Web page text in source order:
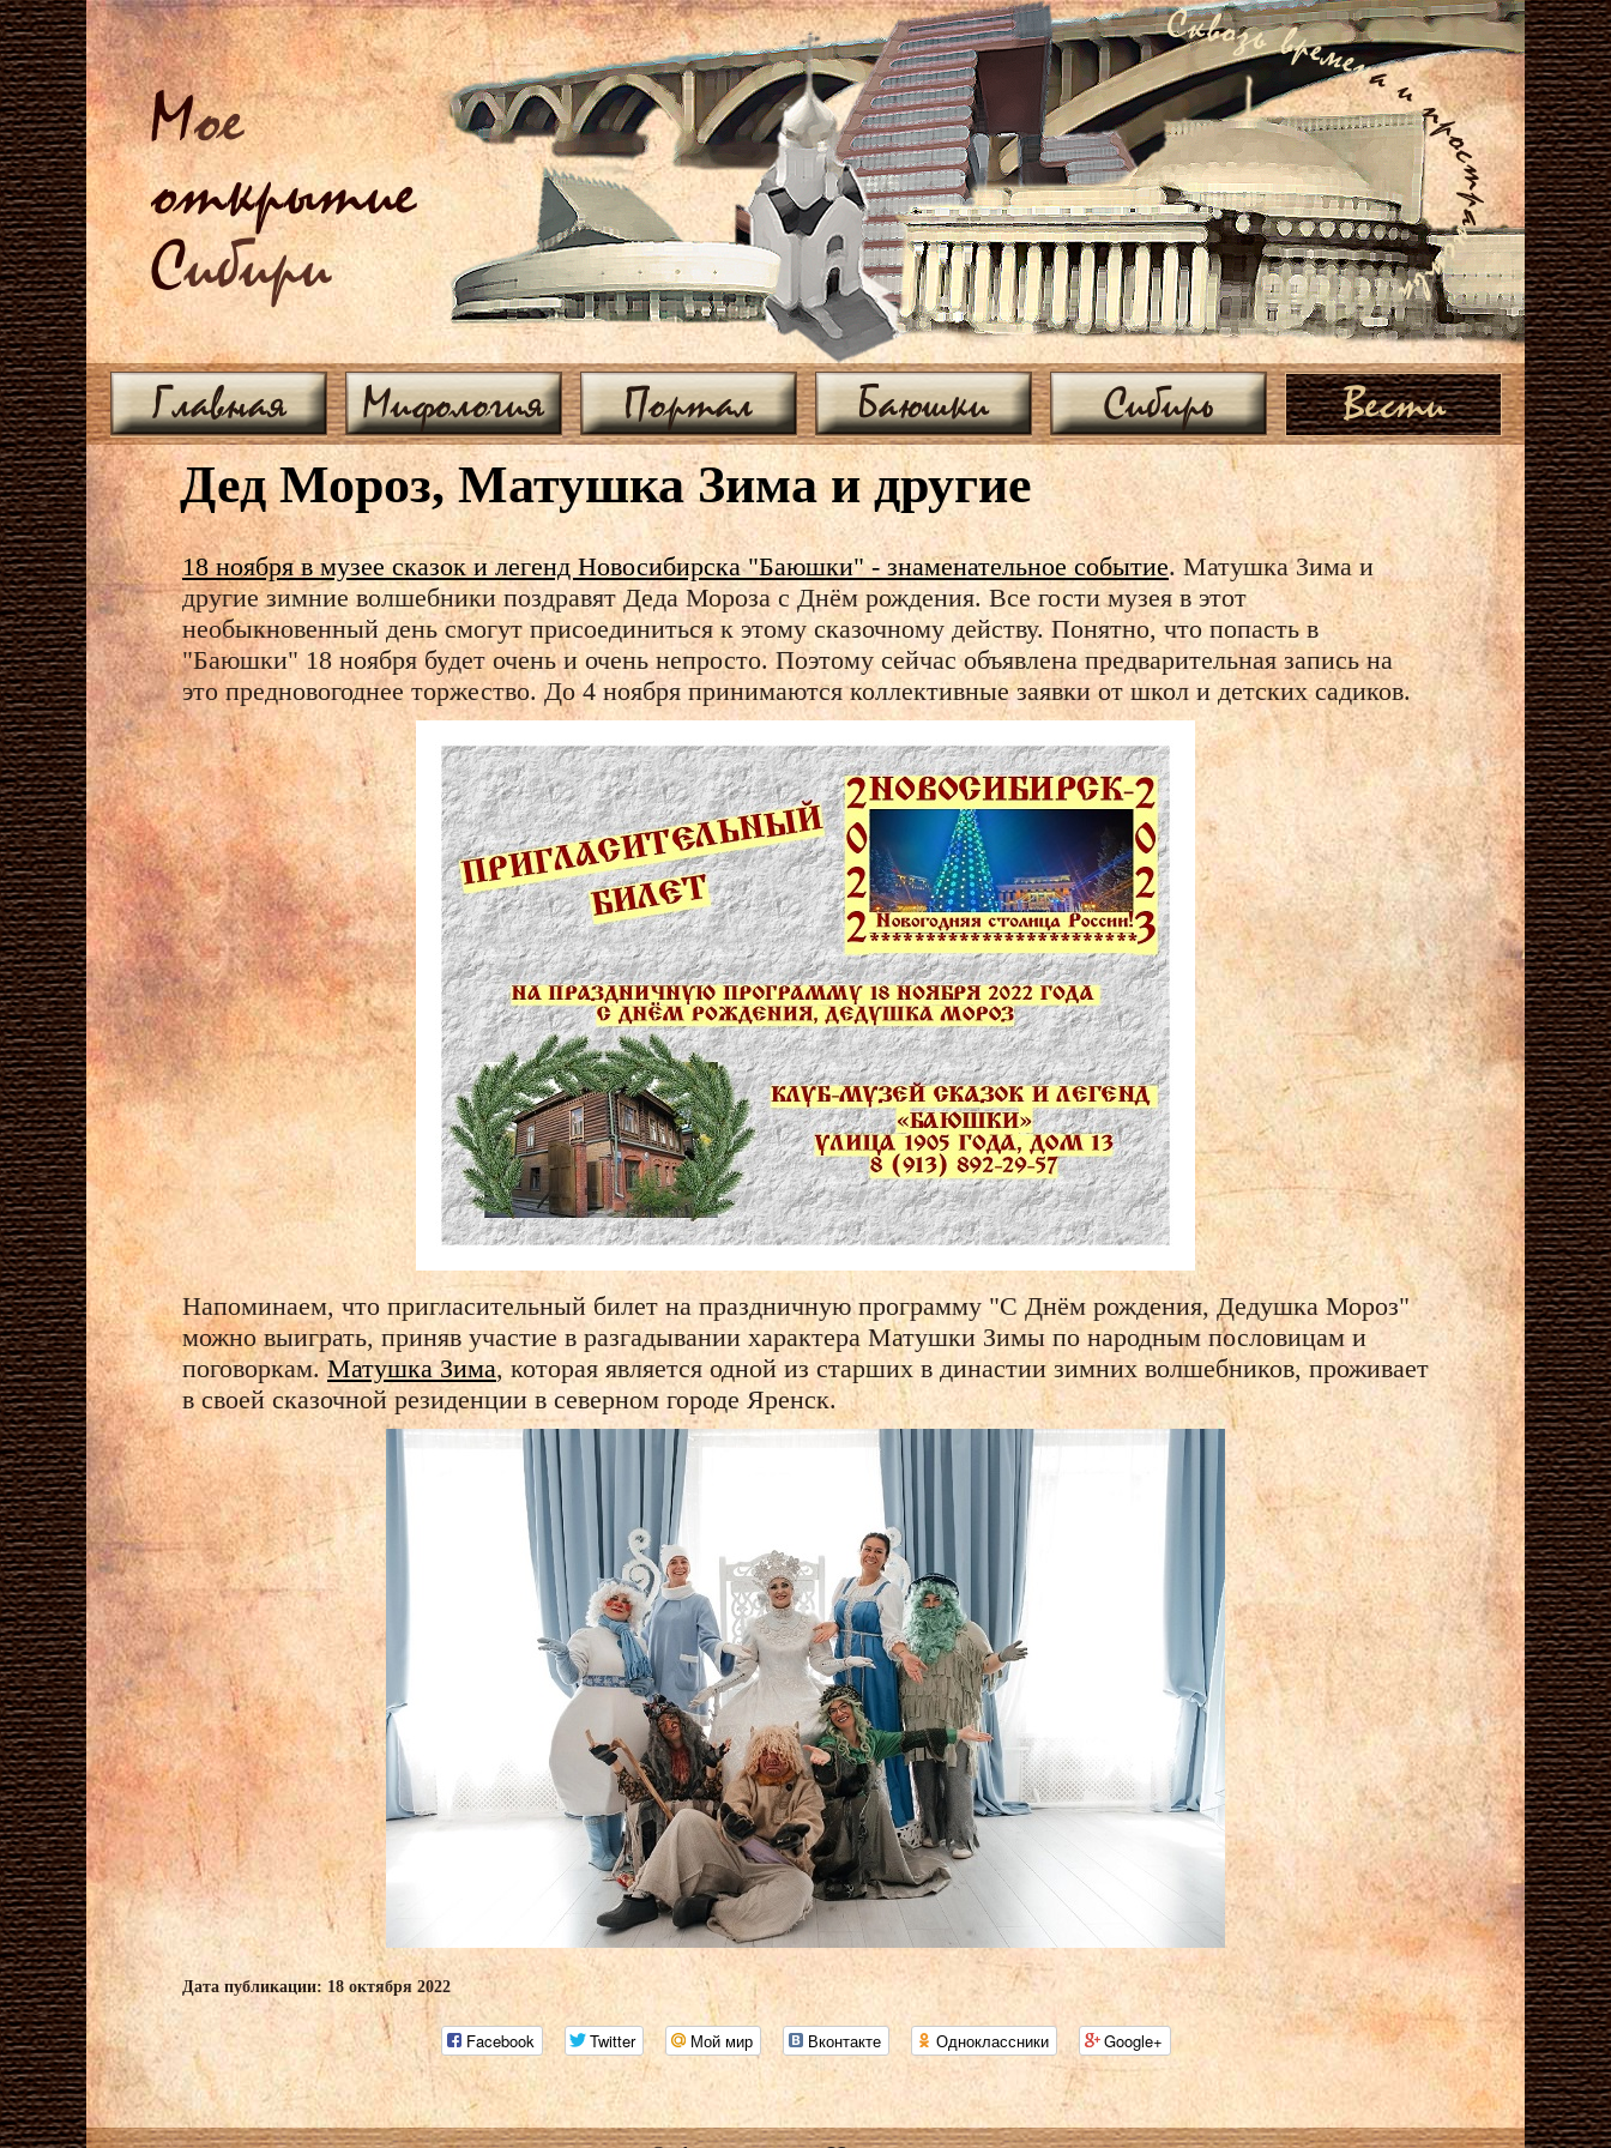
Мое
открытие
Сибири
Главная Мифология Портал Баюшки Сибирь Вести
Дед Мороз, Матушка Зима и другие
18 ноября в музее сказок и легенд Новосибирска "Баюшки" - знаменательное событие. Матушка Зима и
другие зимние волшебники поздравят Деда Мороза с Днём рождения. Все гости музея в этот
необыкновенный день смогут присоединиться к этому сказочному действу. Понятно, что попасть в
"Баюшки" 18 ноября будет очень и очень непросто. Поэтому сейчас объявлена предварительная запись на
это предновогоднее торжество. До 4 ноября принимаются коллективные заявки от школ и детских садиков.
Напоминаем, что пригласительный билет на праздничную программу "С Днём рождения, Дедушка Мороз"
можно выиграть, приняв участие в разгадывании характера Матушки Зимы по народным пословицам и
поговоркам.Матушка Зима, которая является одной из старших в династии зимних волшебников, проживает
в своей сказочной резиденции в северном городе Яренск.
Дата публикации: 18 октября 2022
Facebook Twitter Мой мир Вконтакте Одноклассники Google+